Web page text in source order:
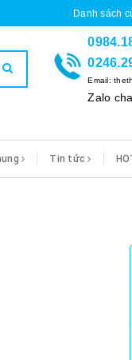
Danh sách
Email:
Zalo
Tin tức